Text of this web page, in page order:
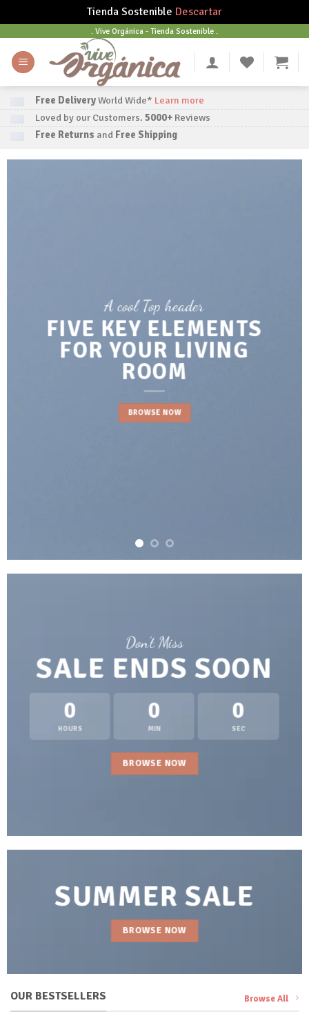
Tienda Sostenible Descartar
content
. Vive Orgánica - Tienda Sostenible .
Free DeliveryWorld Wide* Learn more
Loved by our Customers. 5000+ Reviews
Free Returns and Free Shipping
A cool Top header
FIVE KEY ELEMENTS
FOR YOUR LIVING
ROOM
BROWSE NOW
Don’t Miss
SALE ENDS SOON
0
HOURS
0
MIN
0
SEC
BROWSE NOW
SUMMER SALE
BROWSE NOW
OUR BESTSELLERS Browse All